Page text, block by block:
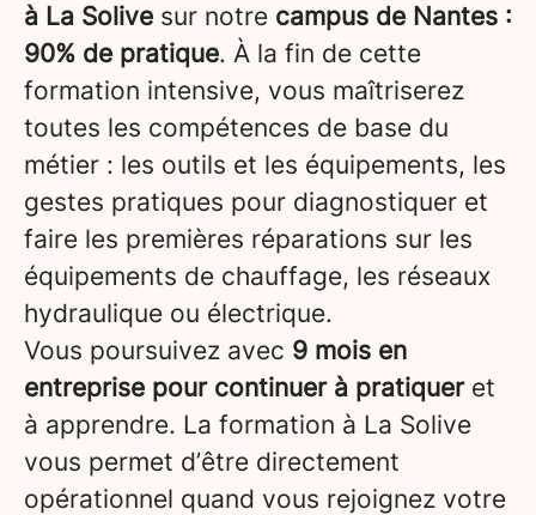
à La Solive sur notre campus de Nantes :
90% de pratique. À la fin de cette
formation intensive, vous maîtriserez
toutes les compétences de base du
métier : les outils et les équipements, les
gestes pratiques pour diagnostiquer et
faire les premières réparations sur les
équipements de chauffage, les réseaux
hydraulique ou électrique.
Vous poursuivez avec 9 mois en
entreprise pour continuer à pratiqueret
à apprendre. La formation à La Solive
vous permet d’être directement
opérationnel quand vous rejoignez votre